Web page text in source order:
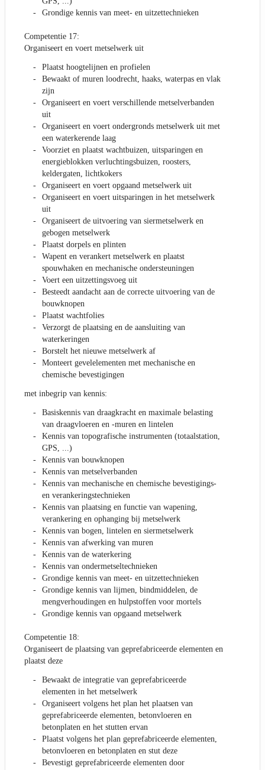
Grondige kennis van meet- en uitzettechnieken
Competentie 17:
Organiseert en voert metselwerk uit
Plaatst hoogtelijnen en profielen
Bewaakt of muren loodrecht, haaks, waterpas en vlak
zijn
Organiseert en voert verschillende metselverbanden
uit
Organiseert en voert ondergronds metselwerk uit met
een waterkerende laag
Voorziet en plaatst wachtbuizen, uitsparingen en
energieblokken verluchtingsbuizen, roosters,
keldergaten, lichtkokers
Organiseert en voert opgaand metselwerk uit
Organiseert en voert uitsparingen in het metselwerk
uit
Organiseert de uitvoering van siermetselwerk en
gebogen metselwerk
Plaatst dorpels en plinten
Wapent en verankert metselwerk en plaatst
spouwhaken en mechanische ondersteuningen
Voert een uitzettingsvoeg uit
Besteedt aandacht aan de correcte uitvoering van de
bouwknopen
Plaatst wachtfolies
Verzorgt de plaatsing en de aansluiting van
waterkeringen
Borstelt het nieuwe metselwerk af
Monteert gevelelementen met mechanische en
chemische bevestigingen
met inbegrip van kennis:
Basiskennis van draagkracht en maximale belasting
van draagvloeren en -muren en lintelen
Kennis van topografische instrumenten (totaalstation,
GPS, ...)
Kennis van bouwknopen
Kennis van metselverbanden
Kennis van mechanische en chemische bevestigings-
en verankeringstechnieken
Kennis van plaatsing en functie van wapening,
verankering en ophanging bij metselwerk
Kennis van bogen, lintelen en siermetselwerk
Kennis van afwerking van muren
Kennis van de waterkering
Kennis van ondermetseltechnieken
Grondige kennis van meet- en uitzettechnieken
Grondige kennis van lijmen, bindmiddelen, de
mengverhoudingen en hulpstoffen voor mortels
Grondige kennis van opgaand metselwerk
Competentie 18:
Organiseert de plaatsing van geprefabriceerde elementen en
plaatst deze
Bewaakt de integratie van geprefabriceerde
elementen in het metselwerk
Organiseert volgens het plan het plaatsen van
geprefabriceerde elementen, betonvloeren en
betonplaten en het stutten ervan
Plaatst volgens het plan geprefabriceerde elementen,
betonvloeren en betonplaten en stut deze
Bevestigt geprefabriceerde elementen door